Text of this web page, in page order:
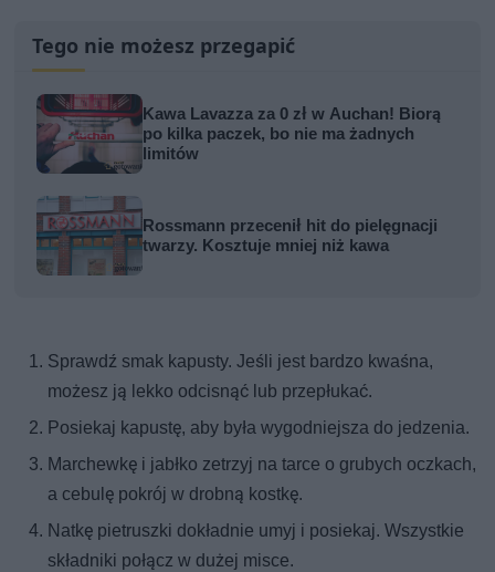
Tego nie możesz przegapić
Kawa Lavazza za 0 zł w Auchan! Biorą
po kilka paczek, bo nie ma żadnych
limitów
Rossmann przecenił hit do pielęgnacji
twarzy. Kosztuje mniej niż kawa
Sprawdź smak kapusty. Jeśli jest bardzo kwaśna,
możesz ją lekko odcisnąć lub przepłukać.
Posiekaj kapustę, aby była wygodniejsza do jedzenia.
Marchewkę i jabłko zetrzyj na tarce o grubych oczkach,
a cebulę pokrój w drobną kostkę.
Natkę pietruszki dokładnie umyj i posiekaj. Wszystkie
składniki połącz w dużej misce.